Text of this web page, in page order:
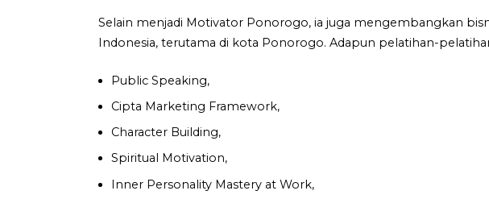
Selain menjadi Motivator Ponorogo, ia juga mengembangkan
Indonesia, terutama di kota Ponorogo. Adapun pelatihan-
Public Speaking,
Cipta Marketing Framework,
Character Building,
Spiritual Motivation,
Inner Personality Mastery at Work,